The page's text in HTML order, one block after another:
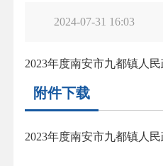
2024-07-31 16:03
2023年度南安市九都镇人
附件下载
2023年度南安市九都镇人